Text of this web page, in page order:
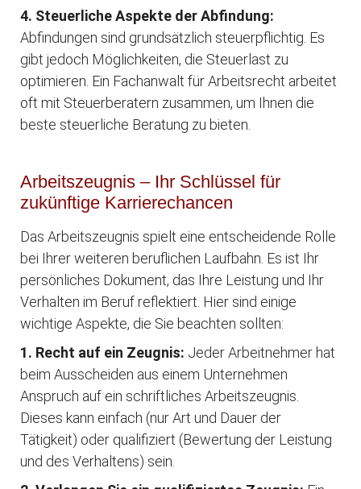
4. Steuerliche Aspekte der Abfindung:
Abfindungen sind grundsätzlich steuerpflichtig. Es
gibt jedoch Möglichkeiten, die Steuerlast zu
optimieren. Ein Fachanwalt für Arbeitsrecht arbeitet
oft mit Steuerberatern zusammen, um Ihnen die
beste steuerliche Beratung zu bieten.
Arbeitszeugnis – Ihr Schlüssel für
zukünftige Karrierechancen
Das Arbeitszeugnis spielt eine entscheidende Rolle
bei Ihrer weiteren beruflichen Laufbahn. Es ist Ihr
persönliches Dokument, das Ihre Leistung und Ihr
Verhalten im Beruf reflektiert. Hier sind einige
wichtige Aspekte, die Sie beachten sollten:
1. Recht auf ein Zeugnis: Jeder Arbeitnehmer hat
beim Ausscheiden aus einem Unternehmen
Anspruch auf ein schriftliches Arbeitszeugnis.
Dieses kann einfach (nur Art und Dauer der
Tätigkeit) oder qualifiziert (Bewertung der Leistung
und des Verhaltens) sein.